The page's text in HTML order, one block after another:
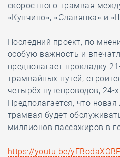
скоростного трамвая
«Купчино», «Славянка» и
Последний проект, по
особую важность и
предполагает прокладку
трамвайных путей,
четырёх путепроводов, 24-
Предполагается, что
трамвая будет
миллионов пассажиров в
https://youtu.be/